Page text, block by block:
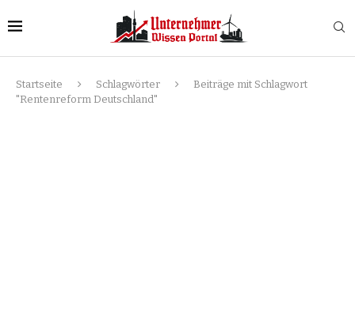
Startseite Schlagwörter
Beiträge mit Schlagwort
"Rentenreform Deutschland"